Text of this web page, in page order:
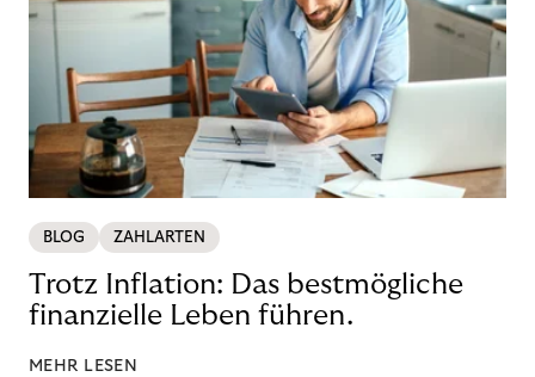
BLOG ZAHLARTEN
Trotz Inflation: Das bestmögliche
finanzielle Leben führen.
MEHR LESEN